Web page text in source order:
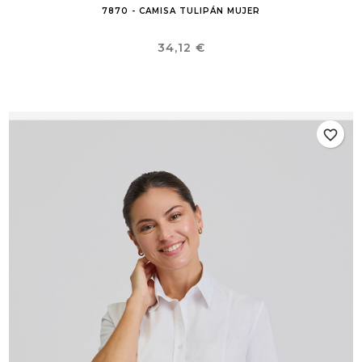
7870 - CAMISA TULIPÁN MUJER
Precio
34,12 €
favorite_border